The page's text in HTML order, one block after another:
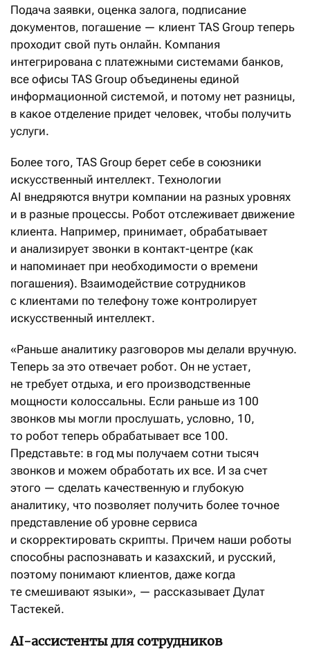
Подача заявки, оценка залога, подписание
документов, погашение — клиент TAS Group теперь
проходит свой путь онлайн. Компания
интегрирована с платежными системами банков,
все офисы TAS Group объединены единой
информационной системой, и потому нет разницы,
в какое отделение придет человек, чтобы получить
услуги.
Более того, TAS Group берет себе в союзники
искусственный интеллект. Технологии
AI внедряются внутри компании на разных уровнях
и в разные процессы. Робот отслеживает движение
клиента. Например, принимает, обрабатывает
и анализирует звонки в контакт-центре (как
и напоминает при необходимости о времени
погашения). Взаимодействие сотрудников
с клиентами по телефону тоже контролирует
искусственный интеллект.
«Раньше аналитику разговоров мы делали вручную.
Теперь за это отвечает робот. Он не устает,
не требует отдыха, и его производственные
мощности колоссальны. Если раньше из 100
звонков мы могли прослушать, условно, 10,
то робот теперь обрабатывает все 100.
Представьте: в год мы получаем сотни тысяч
звонков и можем обработать их все. И за счет
этого — сделать качественную и глубокую
аналитику, что позволяет получить более точное
представление об уровне сервиса
и скорректировать скрипты. Причем наши роботы
способны распознавать и казахский, и русский,
поэтому понимают клиентов, даже когда
те смешивают языки», — рассказывает Дулат
Тастекей.
AI-ассистенты для сотрудников